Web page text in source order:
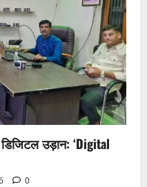
उड़ान: ‘Digital
0